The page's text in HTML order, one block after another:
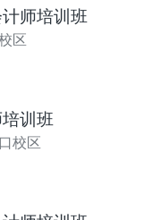
师培训班
区
训班
校区